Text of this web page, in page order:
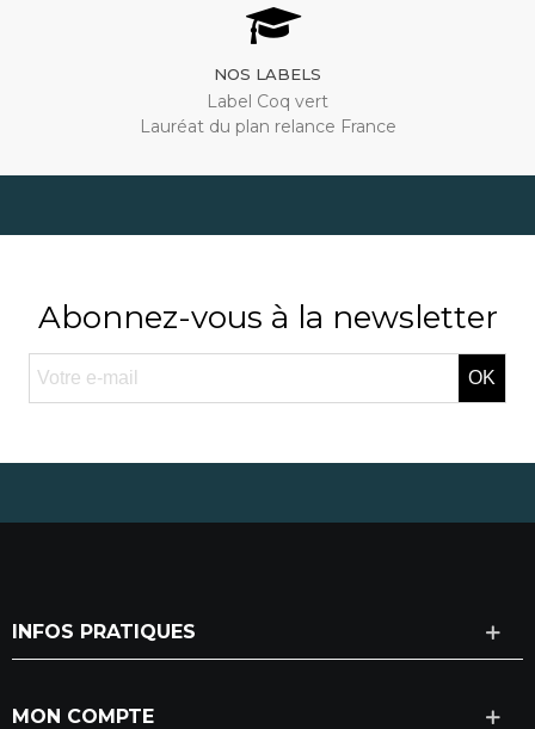
NOS LABELS
Label Coq vert
Lauréat du plan relance France
Abonnez-vous à la newsletter
OK
INFOS PRATIQUES
MON COMPTE